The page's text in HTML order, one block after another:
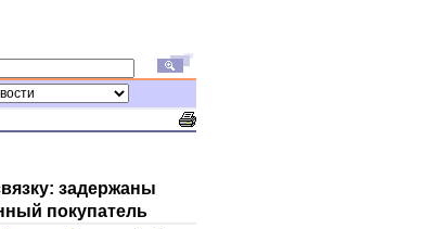
задержаны
покупатель